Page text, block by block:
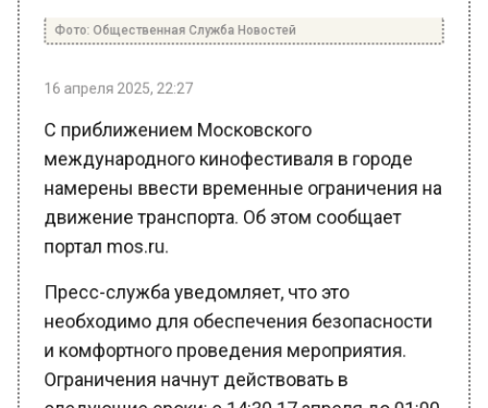
С приближением Московского
международного кинофестиваля в городе
намерены ввести временные ограничения на
движение транспорта. Об этом сообщает
портал mos.ru.
необходимо для обеспечения безопасности
и комфортного проведения мероприятия.
Ограничения начнут действовать в
следующие сроки: с 14:30 17 апреля до 01:00